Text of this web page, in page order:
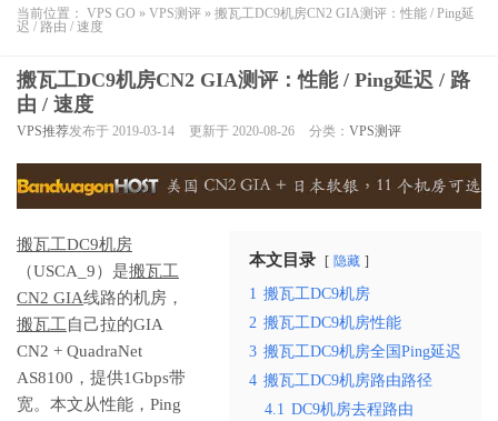
当前位置： VPS GO » VPS测评 » 搬瓦工DC9机房CN2 GIA测评：性能 / Ping延
迟 / 路由 / 速度
搬瓦工DC9机房CN2 GIA测评：性能 / Ping延迟 / 路
由 / 速度
VPS推荐发布于 2019-03-14 更新于 2020-08-26 分类： VPS测评
本文目录 隐藏
1 搬瓦工DC9机房
2 搬瓦工DC9机房性能
3 搬瓦工DC9机房全国Ping延迟
4 搬瓦工DC9机房路由路径
4.1 DC9机房去程路由
搬瓦工DC9机房
（USCA_9）是搬瓦工
CN2 GIA线路的机房，
搬瓦工 自己拉的GIA
CN2 + QuadraNet
AS8100，提供1Gbps带
宽。本文从性能，Ping